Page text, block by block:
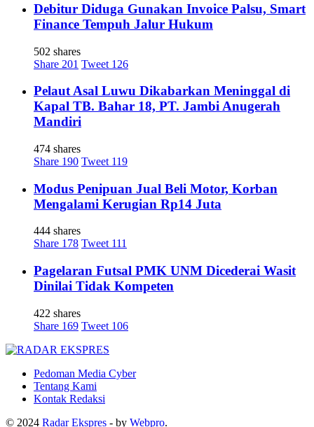
Debitur Diduga Gunakan Invoice Palsu, Smart
Finance Tempuh Jalur Hukum
502 shares
Share 201 Tweet 126
Pelaut Asal Luwu Dikabarkan Meninggal di
Kapal TB. Bahar 18, PT. Jambi Anugerah
Mandiri
474 shares
Share 190 Tweet 119
Modus Penipuan Jual Beli Motor, Korban
Mengalami Kerugian Rp14 Juta
444 shares
Share 178 Tweet 111
Pagelaran Futsal PMK UNM Dicederai Wasit
Dinilai Tidak Kompeten
422 shares
Share 169 Tweet 106
Pedoman Media Cyber
Tentang Kami
Kontak Redaksi
© 2024 Radar Ekspres - by Webpro.